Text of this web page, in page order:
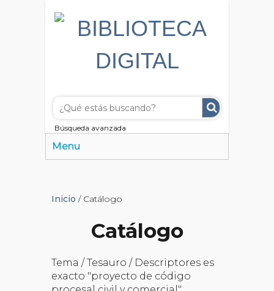
Búsqueda avanzada
Menu
Inicio / Catálogo
Catálogo
Tema / Tesauro / Descriptores es
exacto "proyecto de código